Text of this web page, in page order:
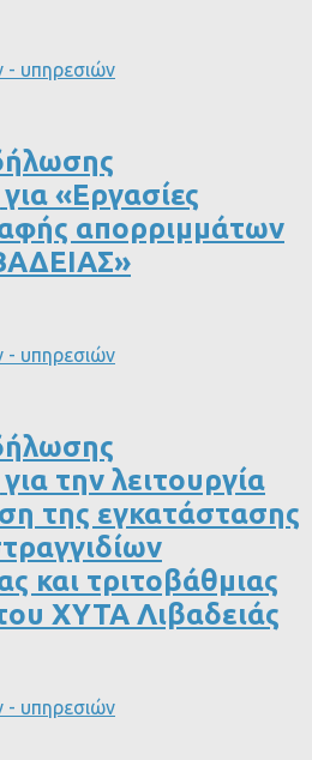
- υπηρεσιών
«Εργασίες
απορριμμάτων
- υπηρεσιών
την λειτουργία
της εγκατάστασης
και τριτοβάθμιας
ΧΥΤΑ Λιβαδειάς
- υπηρεσιών